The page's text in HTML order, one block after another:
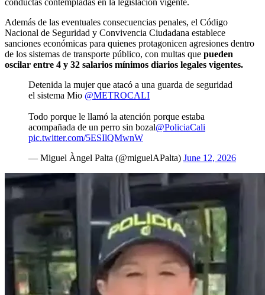
Además de las eventuales consecuencias penales, el Código
Nacional de Seguridad y Convivencia Ciudadana establece
sanciones económicas para quienes protagonicen agresiones dentro
de los sistemas de transporte público, con multas que pueden
oscilar entre 4 y 32 salarios mínimos diarios legales vigentes.
Detenida la mujer que atacó a una guarda de seguridad
el sistema Mio @METROCALI
Todo porque le llamó la atención porque estaba
acompañada de un perro sin bozal@PoliciaCali
pic.twitter.com/5ESIlQMwnW
— Miguel Àngel Palta (@miguelAPalta) June 12, 2026